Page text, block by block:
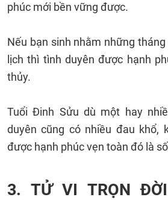
phúc mới bền vững được.
Nếu bạn sinh nhằm những
lịch thì tình duyên được hạnh
thủy.
Tuổi Đinh Sửu dù một hay
duyên cũng có nhiều đau khổ,
được hạnh phúc vẹn toàn đó là
3. TỬ VI TRỌN